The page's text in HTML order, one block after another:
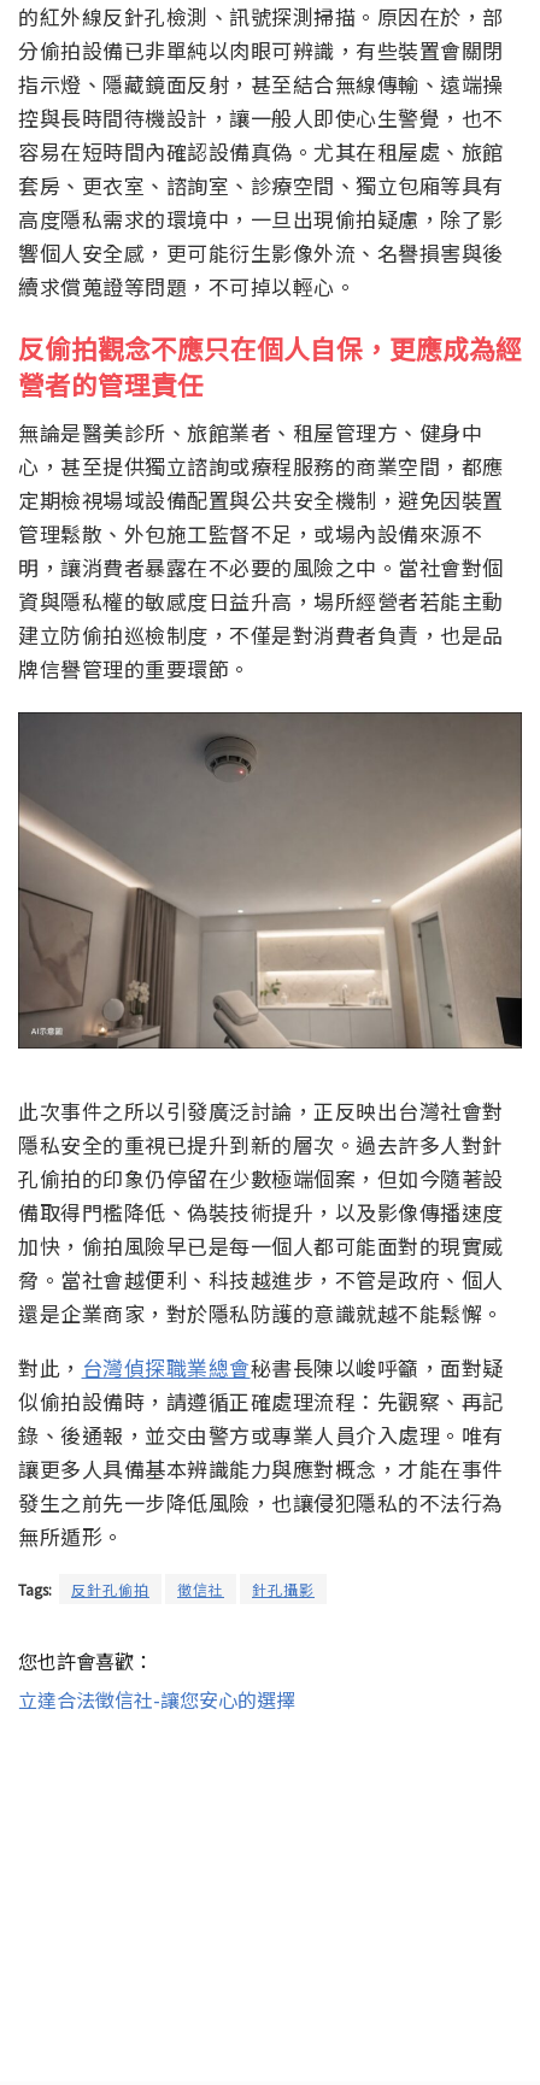
的紅外線反針孔檢測、訊號探測掃描。原因在於，部
分偷拍設備已非單純以肉眼可辨識，有些裝置會關閉
指示燈、隱藏鏡面反射，甚至結合無線傳輸、遠端操
控與長時間待機設計，讓一般人即使心生警覺，也不
容易在短時間內確認設備真偽。尤其在租屋處、旅館
套房、更衣室、諮詢室、診療空間、獨立包廂等具有
高度隱私需求的環境中，一旦出現偷拍疑慮，除了影
響個人安全感，更可能衍生影像外流、名譽損害與後
續求償蒐證等問題，不可掉以輕心。
反偷拍觀念不應只在個人自保，更應成為經
營者的管理責任
無論是醫美診所、旅館業者、租屋管理方、健身中
心，甚至提供獨立諮詢或療程服務的商業空間，都應
定期檢視場域設備配置與公共安全機制，避免因裝置
管理鬆散、外包施工監督不足，或場內設備來源不
明，讓消費者暴露在不必要的風險之中。當社會對個
資與隱私權的敏感度日益升高，場所經營者若能主動
建立防偷拍巡檢制度，不僅是對消費者負責，也是品
牌信譽管理的重要環節。
此次事件之所以引發廣泛討論，正反映出台灣社會對
隱私安全的重視已提升到新的層次。過去許多人對針
孔偷拍的印象仍停留在少數極端個案，但如今隨著設
備取得門檻降低、偽裝技術提升，以及影像傳播速度
加快，偷拍風險早已是每一個人都可能面對的現實威
脅。當社會越便利、科技越進步，不管是政府、個人
還是企業商家，對於隱私防護的意識就越不能鬆懈。
對此， 台灣偵探職業總會秘書長陳以峻呼籲，面對疑
似偷拍設備時，請遵循正確處理流程：先觀察、再記
錄、後通報，並交由警方或專業人員介入處理。唯有
讓更多人具備基本辨識能力與應對概念，才能在事件
發生之前先一步降低風險，也讓侵犯隱私的不法行為
無所遁形。
Tags: 反針孔偷拍 徵信社 針孔攝影
您也許會喜歡：
立達合法徵信社-讓您安心的選擇